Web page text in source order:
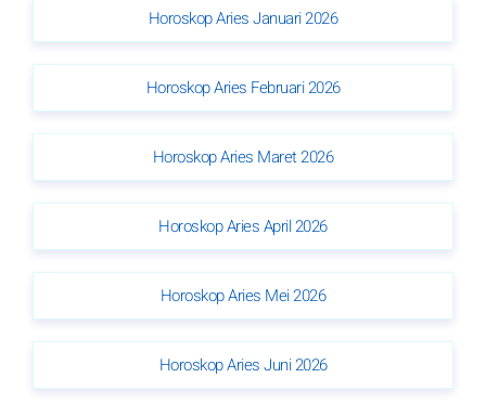
Horoskop Aries Januari 2026
Horoskop Aries Februari 2026
Horoskop Aries Maret 2026
Horoskop Aries April 2026
Horoskop Aries Mei 2026
Horoskop Aries Juni 2026